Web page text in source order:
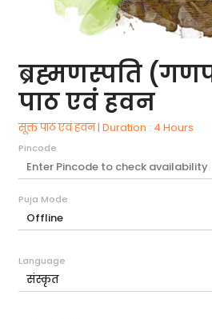
ब्रह्मणस्पति
पाठ एवं हवन
सूक्त पाठ एवं हवन | Duration : 4 Hours
Pincode
Puja Mode
Language